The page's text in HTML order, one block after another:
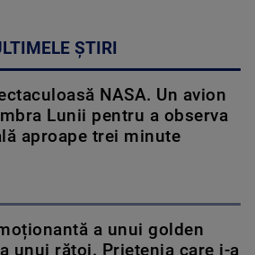
ȘTIRI
NASA. Un avion
Lunii pentru a observa
aproape trei minute
a unui golden
unui rățoi. Prietenia care i-a